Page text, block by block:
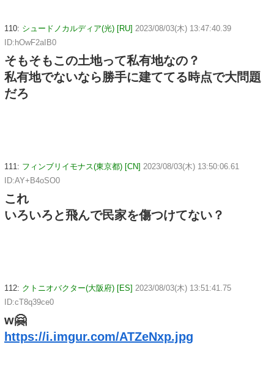
110: シュードノカルディア(光) [RU] 2023/08/03(木) 13:47:40.39
ID:hOwF2aIB0
そもそもこの土地って私有地なの？
私有地でないなら勝手に建ててる時点で大問題
だろ
111: フィンブリイモナス(東京都) [CN] 2023/08/03(木) 13:50:06.61
ID:AY+B4oSO0
これ
いろいろと飛んで民家を傷つけてない？
112: クトニオバクター(大阪府) [ES] 2023/08/03(木) 13:51:41.75
ID:cT8q39ce0
w🤗
https://i.imgur.com/ATZeNxp.jpg